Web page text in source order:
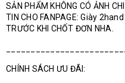
SẢN PHẨM KHÔNG CÓ ẢNH
TIN CHO FANPAGE: Giày
TRƯỚC KHI CHỐT ĐƠN NHA.
CHÍNH SÁCH ƯU ĐÃI: